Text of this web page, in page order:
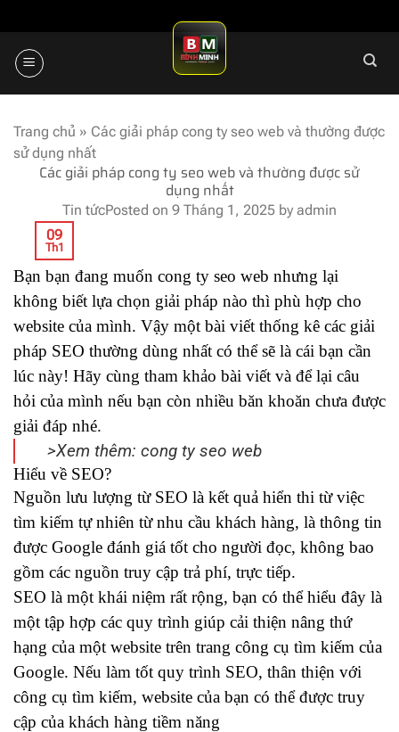
to
content
Trang chủ » Các giải pháp cong ty seo web và thường được
sử dụng nhất
Các giải pháp cong ty seo web và thường được sử
dụng nhất
Tin tứcPosted on 9 Tháng 1, 2025 by admin
09
Th1
Bạn bạn đang muốn cong ty seo web nhưng lại
không biết lựa chọn giải pháp nào thì phù hợp cho
website của mình. Vậy một bài viết thống kê các giải
pháp SEO thường dùng nhất có thể sẽ là cái bạn cần
lúc này! Hãy cùng tham khảo bài viết và để lại câu
hỏi của mình nếu bạn còn nhiều băn khoăn chưa được
giải đáp nhé.
>Xem thêm: cong ty seo web
Hiểu về SEO?
Nguồn lưu lượng từ SEO là kết quả hiển thi từ việc
tìm kiếm tự nhiên từ nhu cầu khách hàng, là thông tin
được Google đánh giá tốt cho người đọc, không bao
gồm các nguồn truy cập trả phí, trực tiếp.
SEO là một khái niệm rất rộng, bạn có thể hiểu đây là
một tập hợp các quy trình giúp cải thiện nâng thứ
hạng của một website trên trang công cụ tìm kiếm của
Google. Nếu làm tốt quy trình SEO, thân thiện với
công cụ tìm kiếm, website của bạn có thể được truy
cập của khách hàng tiềm năng